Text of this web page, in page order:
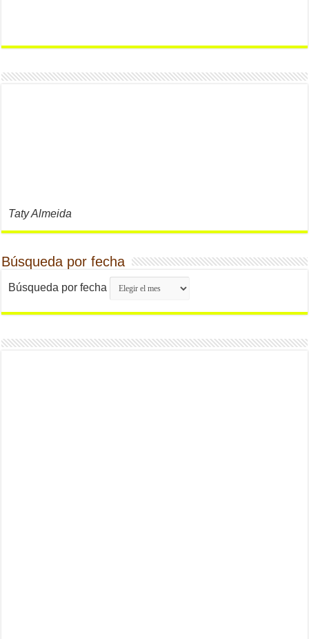
Taty Almeida
Búsqueda por fecha
Búsqueda por fecha